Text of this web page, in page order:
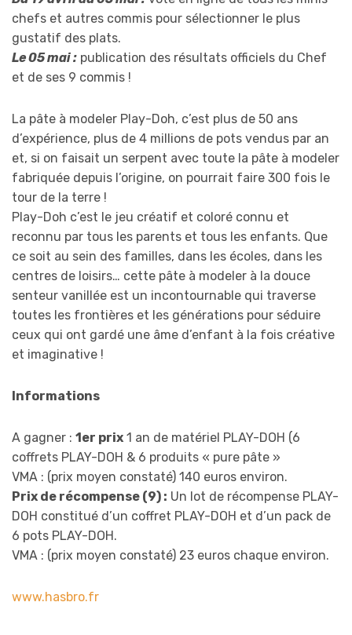
chefs et autres commis pour sélectionner le plus
gustatif des plats.
Le 05 mai : publication des résultats officiels du Chef
et de ses 9 commis !
La pâte à modeler Play-Doh, c’est plus de 50 ans
d’expérience, plus de 4 millions de pots vendus par an
et, si on faisait un serpent avec toute la pâte à modeler
fabriquée depuis l’origine, on pourrait faire 300 fois le
tour de la terre !
Play-Doh c’est le jeu créatif et coloré connu et
reconnu par tous les parents et tous les enfants. Que
ce soit au sein des familles, dans les écoles, dans les
centres de loisirs… cette pâte à modeler à la douce
senteur vanillée est un incontournable qui traverse
toutes les frontières et les générations pour séduire
ceux qui ont gardé une âme d’enfant à la fois créative
et imaginative !
Informations
A gagner : 1er prix 1 an de matériel PLAY-DOH (6
coffrets PLAY-DOH & 6 produits « pure pâte »
VMA : (prix moyen constaté) 140 euros environ.
Prix de récompense (9) : Un lot de récompense PLAY-
DOH constitué d’un coffret PLAY-DOH et d’un pack de
6 pots PLAY-DOH.
VMA : (prix moyen constaté) 23 euros chaque environ.
www.hasbro.fr